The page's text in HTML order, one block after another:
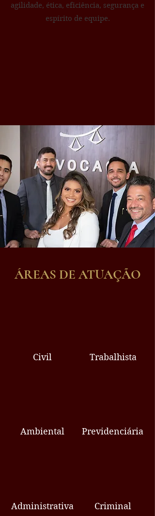
agilidade, ética, eficiência, segurança e
espírito de equipe.
ÁREAS DE ATUAÇÃO
Civil
Ambiental
Trabalhista
Previdenciária
Administrativa Criminal